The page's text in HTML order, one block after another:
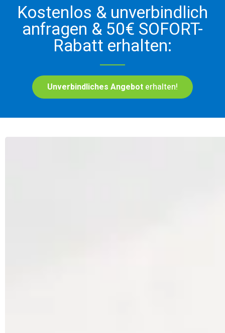
Kostenlos & unverbindlich
anfragen & 50€ SOFORT-
Rabatt erhalten:
Unverbindliches Angebot erhalten!